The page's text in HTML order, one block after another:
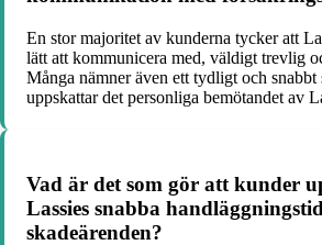
En stor majoritet av kunderna tycker att
lätt att kommunicera med, väldigt trevlig
Många nämner även ett tydligt och snabbt
uppskattar det personliga bemötandet av
Vad är det som gör att kunder
Lassies snabba
skadeärenden?